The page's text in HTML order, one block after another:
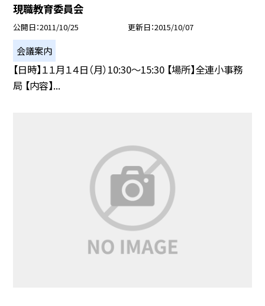
現職教育委員会
公開日 2011/10/25 更新日 2015/10/07
会議案内
【日時】１１月１４日（月）10:30〜15:30 【場所】全連小事務
局 【内容】...